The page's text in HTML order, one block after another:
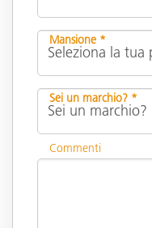
Mansione *
Sei un marchio? *
Commenti